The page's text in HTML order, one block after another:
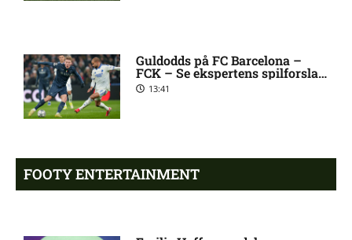
Ilay Feingold skadesstatus
hos New England Revolution
7:14 pm
Luca Daniel Langoni i tvivl
5:39 pm
Guldodds på FC Barcelona –
FCK – Se ekspertens spilforslag
her13:41
FOOTY ENTERTAINMENT